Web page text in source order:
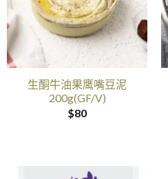
生酮牛油果鹰嘴豆泥
200g(GF/V)
$80